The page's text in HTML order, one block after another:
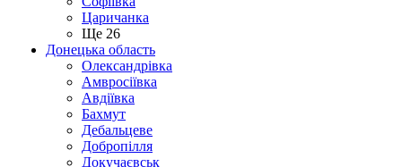
Царичанка
Ще 26
Донецька область
Олександрівка
Амвросіївка
Авдіївка
Бахмут
Дебальцеве
Добропілля
Докучаєвськ